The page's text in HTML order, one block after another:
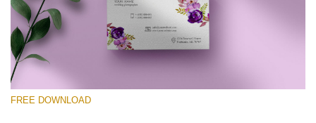
Descarga gratis
FREE DOWNLOAD